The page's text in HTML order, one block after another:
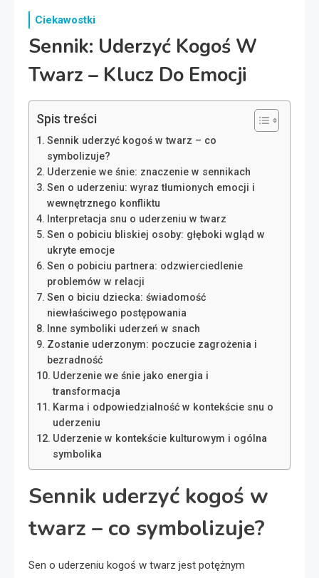
Ciekawostki
Sennik: Uderzyć Kogoś W
Twarz – Klucz Do Emocji
Spis treści
Sennik uderzyć kogoś w twarz – co
symbolizuje?
Uderzenie we śnie: znaczenie w sennikach
Sen o uderzeniu: wyraz tłumionych emocji i
wewnętrznego konfliktu
Interpretacja snu o uderzeniu w twarz
Sen o pobiciu bliskiej osoby: głęboki wgląd w
ukryte emocje
Sen o pobiciu partnera: odzwierciedlenie
problemów w relacji
Sen o biciu dziecka: świadomość
niewłaściwego postępowania
Inne symboliki uderzeń w snach
Zostanie uderzonym: poczucie zagrożenia i
bezradność
Uderzenie we śnie jako energia i
transformacja
Karma i odpowiedzialność w kontekście snu o
uderzeniu
Uderzenie w kontekście kulturowym i ogólna
symbolika
Sennik uderzyć kogoś w
twarz – co symbolizuje?
Sen o uderzeniu kogoś w twarz jest potężnym